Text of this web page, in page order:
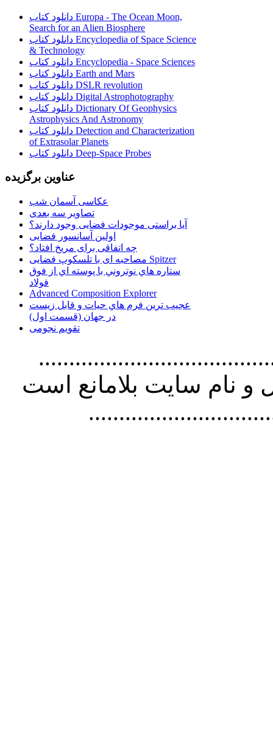
دانلود کتاب Europa - The Ocean Moon,
Search for an Alien Biosphere
دانلود کتاب Encyclopedia of Space Science
& Technology
دانلود کتاب Encyclopedia - Space Sciences
دانلود کتاب Earth and Mars
دانلود کتاب DSLR revolution
دانلود کتاب Digital Astrophotography
دانلود کتاب Dictionary Of Geophysics
Astrophysics And Astronomy
دانلود کتاب Detection and Characterization
of Extrasolar Planets
دانلود کتاب Deep-Space Probes
عناوین برگزیده
عکاسی آسمان شب
تصاویر سه بعدی
آیا براستی موجودات فضایی وجود دارند؟
اولین آسانسور فضایی
چه اتفاقی برای مریخ افتاد؟
مصاحبه ای با تلسکوپ فضایی Spitzer
ستاره هاي نوتروني با پوسته اي از فوق
فولاد
Advanced Composition Explorer
عجیب ترین فرم هاي حيات و قابل زيست
در جهان (قسمت اول)
تقویم نجومی
استفاده از
نام سايت بلامانع است